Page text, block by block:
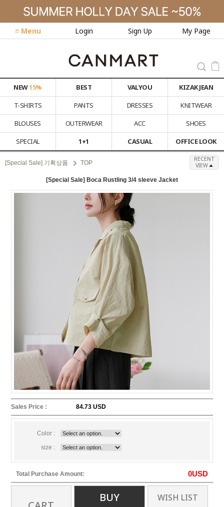
≡ Menu Login Sign Up My Page
NEW15% BEST VALYOU
KIZAK JEAN
T-SHIRTS
PANTS DRESSES
KNITWEAR
BLOUSES
OUTERWEAR ACC
SHOES
SPECIAL
1+1 CASUAL OFFICE LOOK
[Special Sale] 기획상품 TOP
RECENT
VIEW
[Special Sale] Boca Rustling 3/4 sleeve Jacket
Sales Price : 84.73 USD
Color :
size :
Total Purchase Amount: 0USD
BUY
WISH LIST